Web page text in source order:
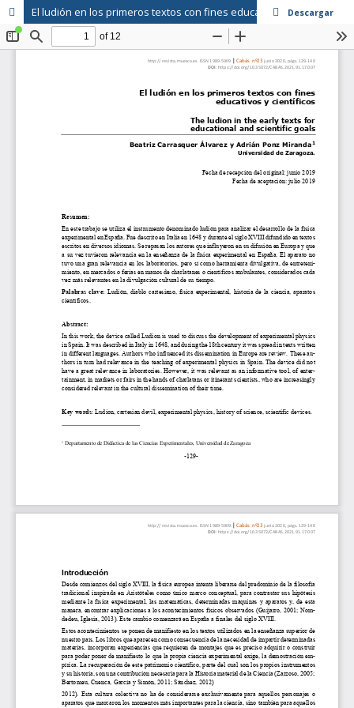
El ludión en los primeros textos con fines educativos y científicos
Descargar